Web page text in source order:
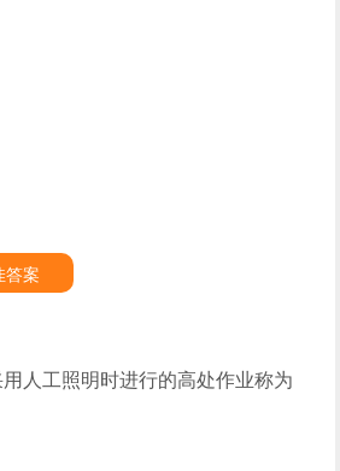
答案
人工照明时进行的高处作业称为